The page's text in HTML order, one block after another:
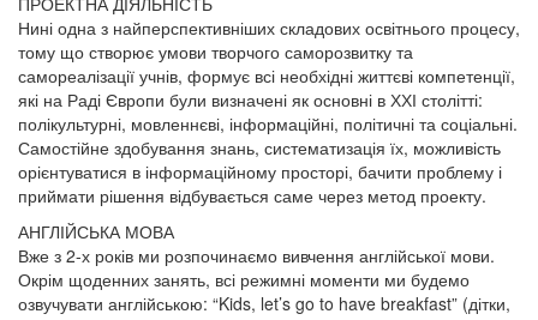
Нині одна з найперспективніших складових освітнього процесу,
тому що створює умови творчого саморозвитку та
самореалізації учнів, формує всі необхідні життєві компетенції,
які на Раді Європи були визначені як основні в ХХІ столітті:
полікультурні, мовленнєві, інформаційні, політичні та соціальні.
Самостійне здобування знань, систематизація їх, можливість
орієнтуватися в інформаційному просторі, бачити проблему і
приймати рішення відбувається саме через метод проекту.
АНГЛІЙСЬКА МОВА
Вже з 2-х років ми розпочинаємо вивчення англійської мови.
Окрім щоденних занять, всі режимні моменти ми будемо
озвучувати англійською: “Kids, let’s go to have breakfast” (дітки,